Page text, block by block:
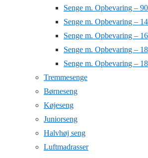
Senge m. Opbevaring –
Senge m. Opbevaring –
Senge m. Opbevaring –
Senge m. Opbevaring –
Senge m. Opbevaring –
Tremmesenge
Børneseng
Køjeseng
Juniorseng
Halvhøj seng
Luftmadrasser